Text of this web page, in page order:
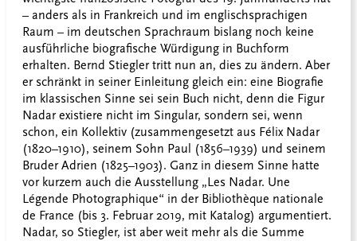
– anders als in Frankreich und im englischsprachigen
Raum – im deutschen Sprachraum bislang noch keine
ausführliche biografische Würdigung in Buchform
erhalten. Bernd Stiegler tritt nun an, dies zu ändern. Aber
er schränkt in seiner Einleitung gleich ein: eine Biografie
im klassischen Sinne sei sein Buch nicht, denn die Figur
Nadar existiere nicht im Singular, sondern sei, wenn
schon, ein Kollektiv (zusammengesetzt aus Félix Nadar
(1820–1910), seinem Sohn Paul (1856–1939) und seinem
Bruder Adrien (1825–1903). Ganz in diesem Sinne hatte
vor kurzem auch die Ausstellung „Les Nadar. Une
Légende Photographique“ in der Bibliothèque nationale
de France (bis 3. Februar 2019, mit Katalog) argumentiert.
Nadar, so Stiegler, ist aber weit mehr als die Summe